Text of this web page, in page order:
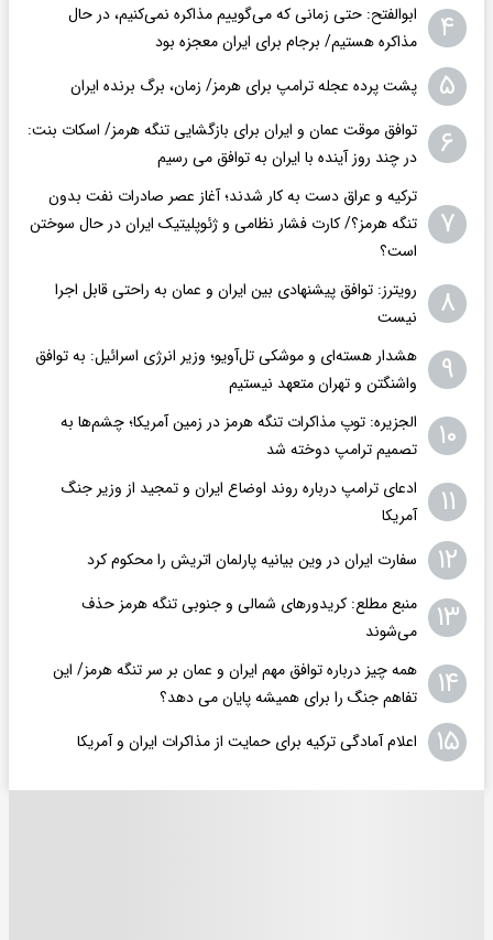
۴
ابوالفتح: حتی زمانی که می‌گوییم مذاکره نمی‌کنیم، در حال
مذاکره هستیم/ برجام برای ایران معجزه بود
۵ پشت پرده عجله ترامپ برای هرمز/ زمان، برگ برنده ایران
۶
توافق موقت عمان و ایران برای بازگشایی تنگه هرمز/ اسکات بنت:
در چند روز آینده با ایران به توافق می رسیم
۷
ترکیه و عراق دست به کار شدند؛ آغاز عصر صادرات نفت بدون
تنگه هرمز؟/ کارت فشار نظامی و ژئوپلیتیک ایران در حال سوختن
است؟
۸
رویترز: توافق پیشنهادی بین ایران و عمان به راحتی قابل اجرا
نیست
۹
هشدار هسته‌ای و موشکی تل‌آویو؛ وزیر انرژی اسرائیل: به توافق
واشنگتن و تهران متعهد نیستیم
۱۰
الجزیره: توپ مذاکرات تنگه هرمز در زمین آمریکا؛ چشم‌ها به
تصمیم ترامپ دوخته شد
۱۱
ادعای ترامپ درباره روند اوضاع ایران و تمجید از وزیر جنگ
آمریکا
۱۲ سفارت ایران در وین بیانیه پارلمان اتریش را محکوم کرد
۱۳
منبع مطلع: کریدورهای شمالی و جنوبی تنگه هرمز حذف
می‌شوند
۱۴
همه چیز درباره توافق مهم ایران و عمان بر سر تنگه هرمز/ این
تفاهم جنگ را برای همیشه پایان می دهد؟
۱۵ اعلام آمادگی ترکیه برای حمایت از مذاکرات ایران و آمریکا